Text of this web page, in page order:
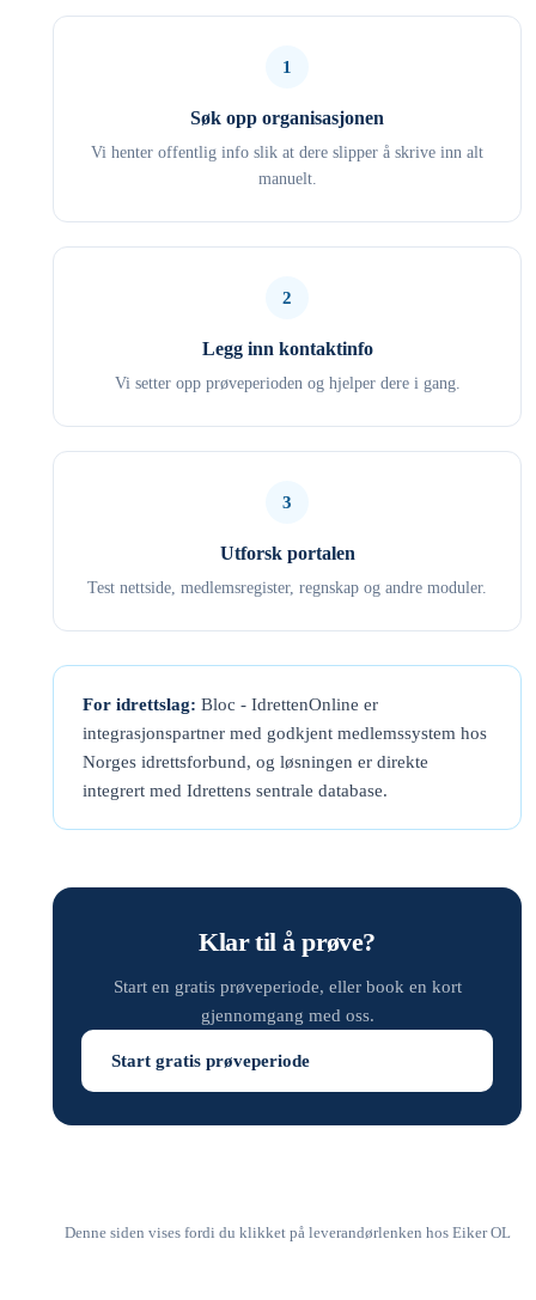
1
Søk opp organisasjonen
Vi henter offentlig info slik at dere slipper å skrive inn alt
manuelt.
2
Legg inn kontaktinfo
Vi setter opp prøveperioden og hjelper dere i gang.
3
Utforsk portalen
Test nettside, medlemsregister, regnskap og andre moduler.
For idrettslag: Bloc - IdrettenOnline er
integrasjonspartner med godkjent medlemssystem hos
Norges idrettsforbund, og løsningen er direkte
integrert med Idrettens sentrale database.
Klar til å prøve?
Start en gratis prøveperiode, eller book en kort
gjennomgang med oss.
Start gratis prøveperiode
Denne siden vises fordi du klikket på leverandørlenken hos Eiker OL